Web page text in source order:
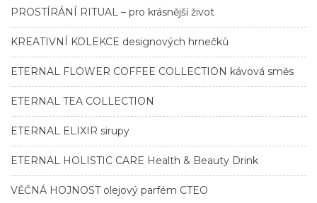
PROSTÍRÁNÍ RITUAL – pro krásnější život
KREATIVNÍ KOLEKCE designových hrnečků
ETERNAL FLOWER COFFEE COLLECTION kávová směs
ETERNAL TEA COLLECTION
ETERNAL ELIXIR sirupy
ETERNAL HOLISTIC CARE Health & Beauty Drink
VĚČNÁ HOJNOST olejový parfém CTEO